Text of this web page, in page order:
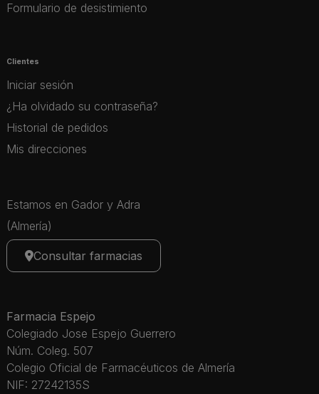
Formulario de desistimiento
Clientes
Iniciar sesión
¿Ha olvidado su contraseña?
Historial de pedidos
Mis direcciones
Estamos en Gador y Adra
(Almería)
Consultar farmacias
Farmacia Espejo
Colegiado Jose Espejo Guerrero
Núm. Coleg. 507
Colegio Oficial de Farmacéuticos de Almería
NIF: 27242135S